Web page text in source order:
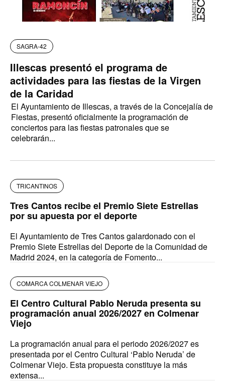
SAGRA-42
Illescas presentó el programa de
actividades para las fiestas de la Virgen
de la Caridad
El Ayuntamiento de Illescas, a través de la Concejalía de
Fiestas, presentó oficialmente la programación de
conciertos para las fiestas patronales que se
celebrarán...
TRICANTINOS
Tres Cantos recibe el Premio Siete Estrellas
por su apuesta por el deporte
El Ayuntamiento de Tres Cantos galardonado con el
Premio Siete Estrellas del Deporte de la Comunidad de
Madrid 2024, en la categoría de Fomento...
COMARCA COLMENAR VIEJO
El Centro Cultural Pablo Neruda presenta su
programación anual 2026/2027 en Colmenar
Viejo
La programación anual para el periodo 2026/2027 es
presentada por el Centro Cultural ‘Pablo Neruda’ de
Colmenar Viejo. Esta propuesta constituye la más
extensa...